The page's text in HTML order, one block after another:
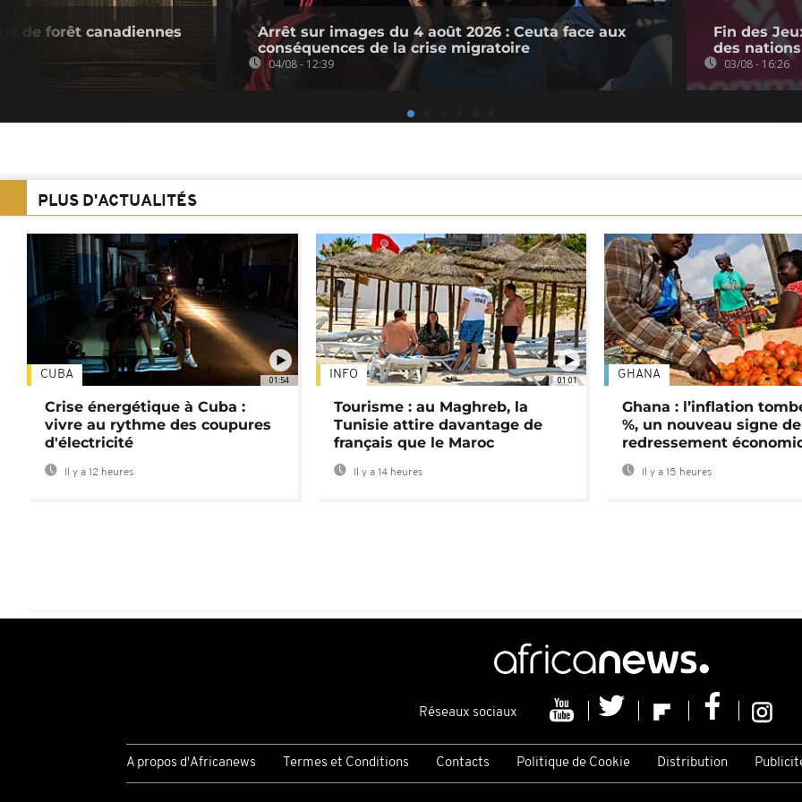
de forêt canadiennes
Arrêt sur images du 4 août 2026 : Ceuta face aux
conséquences de la crise migratoire
04/08 - 12:39
Fin des
des
03/08 - 16:26
PLUS D'ACTUALITÉS
01:54
CUBA
Crise énergétique à Cuba :
vivre au rythme des coupures
d'électricité
Il y a 12 heures
01:01
INFO
Tourisme : au Maghreb, la
Tunisie attire davantage de
français que le Maroc
Il y a 14 heures
GHANA
Ghana : l’inflation
%, un nouveau signe de
redressement
Il y a 15 heures
Réseaux sociaux
A propos d'Africanews Termes et Conditions Contacts Politique de Cookie Distribution